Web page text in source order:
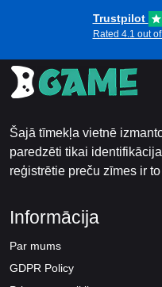
Trustpilot
Rated 4.1 out
Šajā tīmekļa vietnē
paredzēti tikai
reģistrētie preču zīmes ir
Informācija
Par mums
GDPR Policy